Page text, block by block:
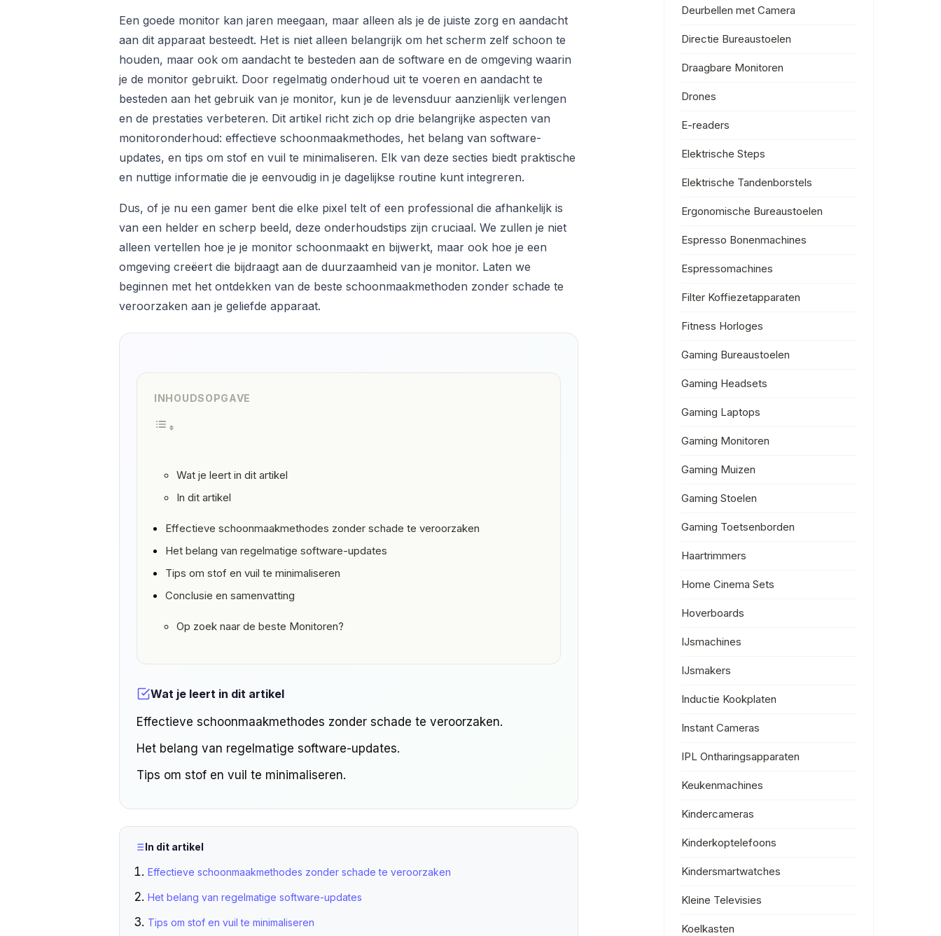
Een goede monitor kan jaren meegaan, maar alleen als je de juiste zorg en aandacht
aan dit apparaat besteedt. Het is niet alleen belangrijk om het scherm zelf schoon te
houden, maar ook om aandacht te besteden aan de software en de omgeving waarin
je de monitor gebruikt. Door regelmatig onderhoud uit te voeren en aandacht te
besteden aan het gebruik van je monitor, kun je de levensduur aanzienlijk verlengen
en de prestaties verbeteren. Dit artikel richt zich op drie belangrijke aspecten van
monitoronderhoud: effectieve schoonmaakmethodes, het belang van software-
updates, en tips om stof en vuil te minimaliseren. Elk van deze secties biedt praktische
en nuttige informatie die je eenvoudig in je dagelijkse routine kunt integreren.
Dus, of je nu een gamer bent die elke pixel telt of een professional die afhankelijk is
van een helder en scherp beeld, deze onderhoudstips zijn cruciaal. We zullen je niet
alleen vertellen hoe je je monitor schoonmaakt en bijwerkt, maar ook hoe je een
omgeving creëert die bijdraagt aan de duurzaamheid van je monitor. Laten we
beginnen met het ontdekken van de beste schoonmaakmethoden zonder schade te
veroorzaken aan je geliefde apparaat.
INHOUDSOPGAVE
Wat je leert in dit artikel
In dit artikel
Effectieve schoonmaakmethodes zonder schade te veroorzaken
Het belang van regelmatige software-updates
Tips om stof en vuil te minimaliseren
Conclusie en samenvatting
Op zoek naar de beste Monitoren?
Wat je leert in dit artikel
Effectieve schoonmaakmethodes zonder schade te veroorzaken.
Het belang van regelmatige software-updates.
Tips om stof en vuil te minimaliseren.
In dit artikel
Effectieve schoonmaakmethodes zonder schade te veroorzaken
Het belang van regelmatige software-updates
Tips om stof en vuil te minimaliseren
Deurbellen met Camera
Directie Bureaustoelen
Draagbare Monitoren
Drones
E-readers
Elektrische Steps
Elektrische Tandenborstels
Ergonomische Bureaustoelen
Espresso Bonenmachines
Espressomachines
Filter Koffiezetapparaten
Fitness Horloges
Gaming Bureaustoelen
Gaming Headsets
Gaming Laptops
Gaming Monitoren
Gaming Muizen
Gaming Stoelen
Gaming Toetsenborden
Haartrimmers
Home Cinema Sets
Hoverboards
IJsmachines
IJsmakers
Inductie Kookplaten
Instant Cameras
IPL Ontharingsapparaten
Keukenmachines
Kindercameras
Kinderkoptelefoons
Kindersmartwatches
Kleine Televisies
Koelkasten